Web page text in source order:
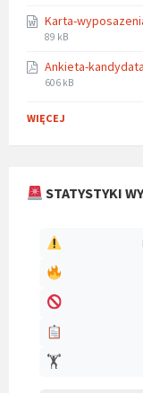
Karta-
File
89 kB
Ankieta-
File
606 kB
WIĘCEJ
STATYSTYKI
🏋️